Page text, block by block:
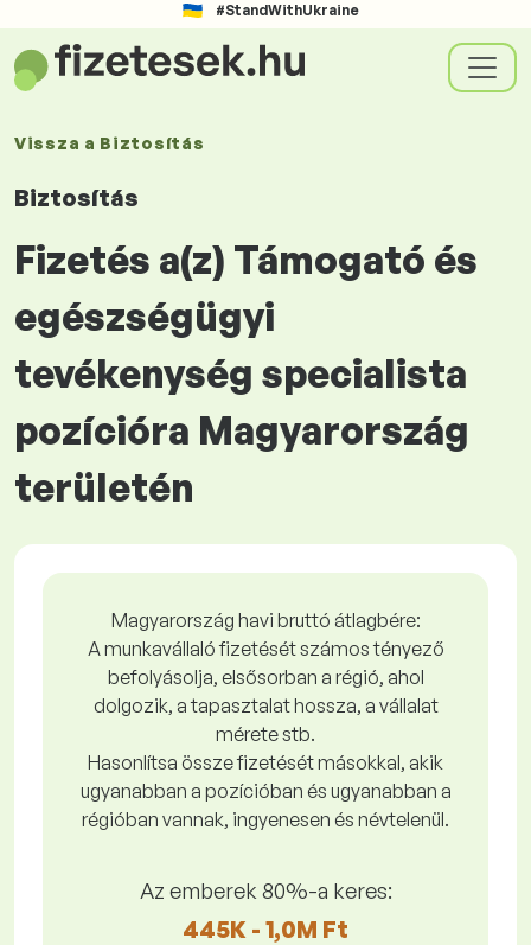
#StandWithUkraine
Vissza a Biztosítás
Biztosítás
Fizetés a(z) Támogató és
egészségügyi
tevékenység specialista
pozícióra Magyarország
területén
Magyarország havi bruttó átlagbére:
A munkavállaló fizetését számos tényező
befolyásolja, elsősorban a régió, ahol
dolgozik, a tapasztalat hossza, a vállalat
mérete stb.
Hasonlítsa össze fizetését másokkal, akik
ugyanabban a pozícióban és ugyanabban a
régióban vannak, ingyenesen és névtelenül.
Az emberek 80%-a keres:
445K - 1,0M Ft